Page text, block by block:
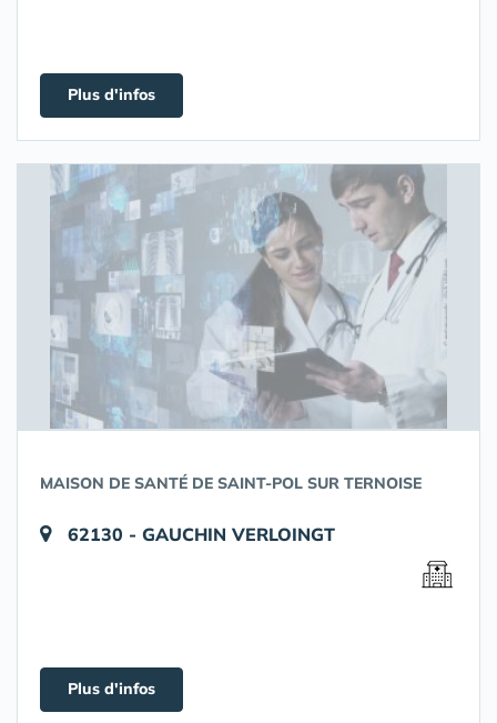
Plus d'infos
MAISON DE SANTÉ DE SAINT-POL SUR TERNOISE
62130 - GAUCHIN VERLOINGT
Plus d'infos